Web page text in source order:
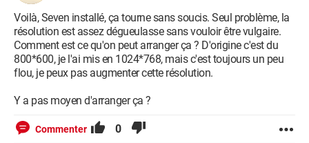
Voilà, Seven installé, ça tourne sans soucis. Seul problème, la
résolution est assez dégueulasse sans vouloir être vulgaire.
Comment est ce qu'on peut arranger ça ? D'origine c'est du
800*600, je l'ai mis en 1024*768, mais c'est toujours un peu
flou, je peux pas augmenter cette résolution.
Y a pas moyen d'arranger ça ?
Commenter 0